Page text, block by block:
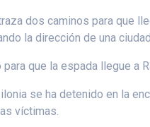
dos caminos para que
la dirección de una
que la espada llegue a
se ha detenido en la
víctimas.